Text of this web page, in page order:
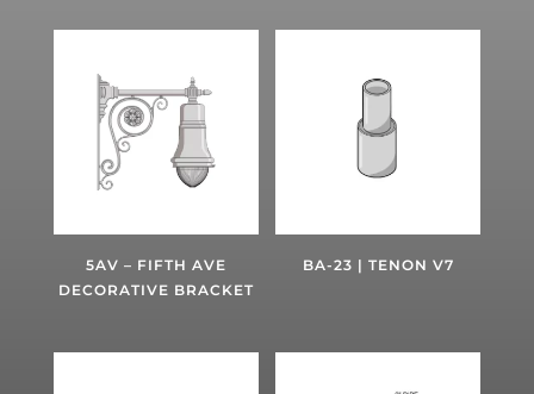
5AV – FIFTH AVE
DECORATIVE BRACKET
BA-23 | TENON V7